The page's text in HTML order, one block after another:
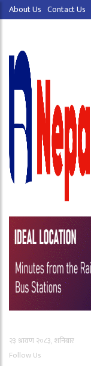
About Us Contact Us
२३ श्रावण २०८३, शनिबार
Follow Us